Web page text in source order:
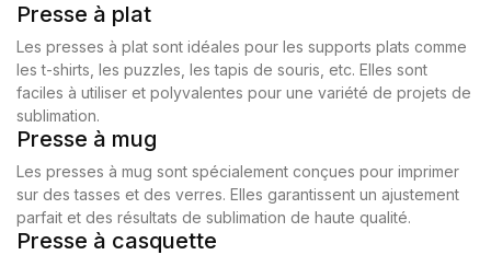
Presse à plat
Les presses à plat sont idéales pour les supports plats comme
les t-shirts, les puzzles, les tapis de souris, etc. Elles sont
faciles à utiliser et polyvalentes pour une variété de projets de
sublimation.
Presse à mug
Les presses à mug sont spécialement conçues pour imprimer
sur des tasses et des verres. Elles garantissent un ajustement
parfait et des résultats de sublimation de haute qualité.
Presse à casquette